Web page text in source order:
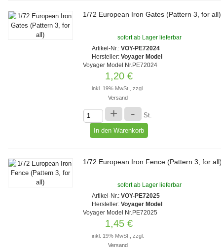
1/72 European Iron Gates (Pattern 3, for all)
sofort ab Lager lieferbar
Artikel-Nr.: VOY-PE72024
Hersteller: Voyager Model
Voyager Model Nr.PE72024
1,20 €
inkl. 19% MwSt., zzgl.
Versand
+ - St.
1/72 European Iron Fence (Pattern 3, for
sofort ab Lager lieferbar
Artikel-Nr.: VOY-PE72025
Hersteller: Voyager Model
Voyager Model Nr.PE72025
1,45 €
inkl. 19% MwSt., zzgl.
Versand